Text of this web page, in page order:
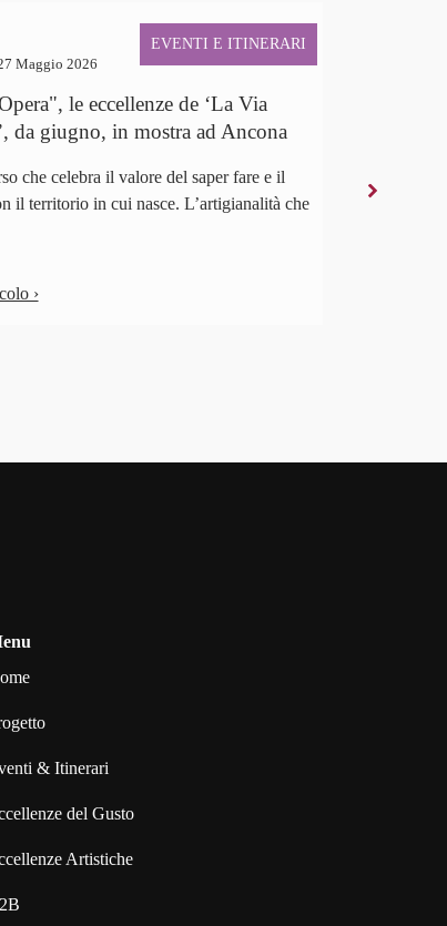
EVENTI E ITINERARI
Maggio 2026
le eccellenze de ‘La Via
da giugno, in mostra ad Ancona
che celebra il valore del saper fare e il
il territorio in cui nasce. L’artigianalità che
›
& Itinerari
del Gusto
Artistiche